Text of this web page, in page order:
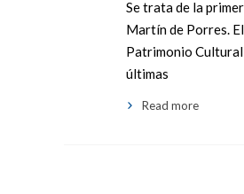
Se trata de la
Martín de Porres.
Patrimonio Cultural
últimas
Read more